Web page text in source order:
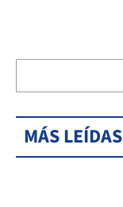
MÁS LEÍDAS